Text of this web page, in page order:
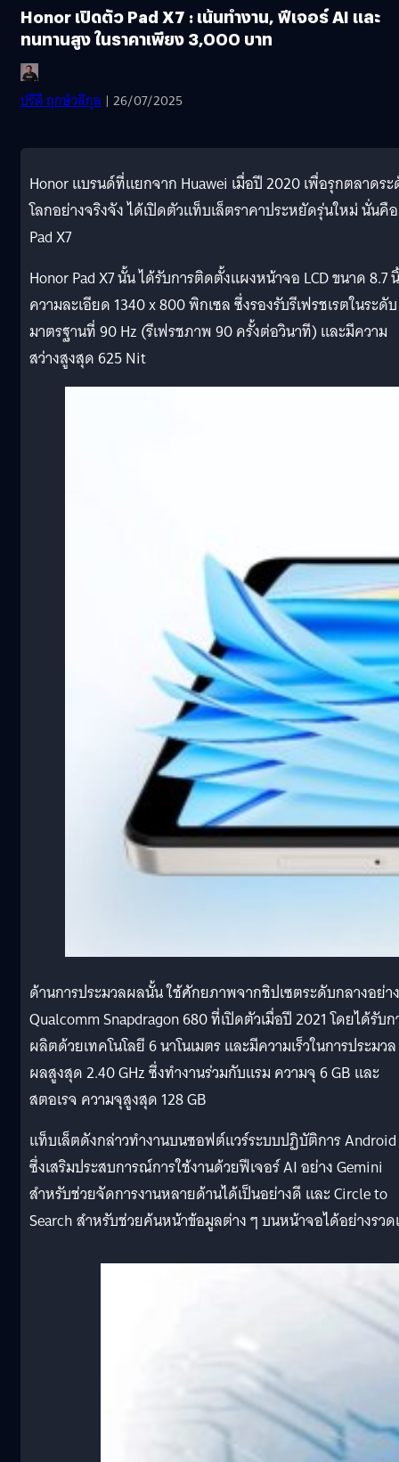
Honor เปิดตัว Pad X7 : เน้นทำงาน, ฟีเจอร์ AI และ
ทนทานสูง ในราคาเพียง 3,000 บาท
ปรีดี ฤกษ์วลีกุล | 26/07/2025
Honor แบรนด์ที่แยกจาก Huawei เมื่อปี 2020 เพื่อรุกตลาดร
โลกอย่างจริงจัง ได้เปิดตัวแท็บเล็ตราคาประหยัดรุ่นใหม่ นั่นคือ
Pad X7
Honor Pad X7 นั้น ได้รับการติดตั้งแผงหน้าจอ LCD ขนาด 8.7
ความละเอียด 1340 x 800 พิกเซล ซึ่งรองรับรีเฟรชเรตในระดับ
มาตรฐานที่ 90 Hz (รีเฟรชภาพ 90 ครั้งต่อวินาที) และมีความ
สว่างสูงสุด 625 Nit
ด้านการประมวลผลนั้น ใช้ศักยภาพจากชิปเซตระดับกลางอย่าง
Qualcomm Snapdragon 680 ที่เปิดตัวเมื่อปี 2021 โดยได้รับก
ผลิตด้วยเทคโนโลยี 6 นาโนเมตร และมีความเร็วในการประมวล
ผลสูงสุด 2.40 GHz ซึ่งทำงานร่วมกับแรม ความจุ 6 GB และ
สตอเรจ ความจุสูงสุด 128 GB
แท็บเล็ตดังกล่าวทำงานบนซอฟต์แวร์ระบบปฏิบัติการ Android
ซึ่งเสริมประสบการณ์การใช้งานด้วยฟีเจอร์ AI อย่าง Gemini
สำหรับช่วยจัดการงานหลายด้านได้เป็นอย่างดี และ Circle to
Search สำหรับช่วยค้นหน้าข้อมูลต่าง ๆ บนหน้าจอได้อย่างรวด